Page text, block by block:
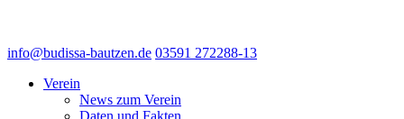
info@budissa-bautzen.de 03591 272288-13
Verein
News zum Verein
Daten und Fakten